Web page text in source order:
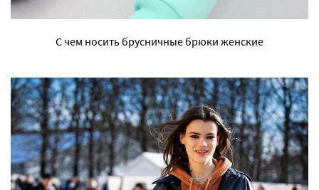
С чем носить брусничные брюки женские